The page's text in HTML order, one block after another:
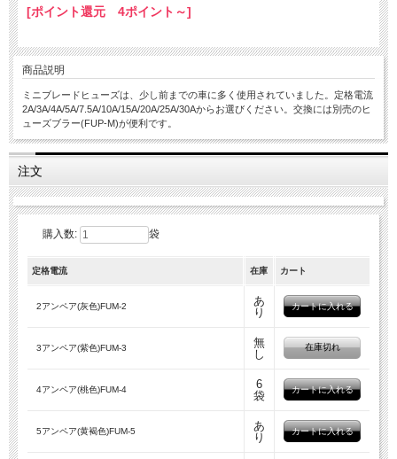
[ポイント還元 4ポイント～]
商品説明
ミニブレードヒューズは、少し前までの車に多く使用されていました。定格電流
2A/3A/4A/5A/7.5A/10A/15A/20A/25A/30Aからお選びください。交換には別売のヒ
ューズブラー(FUP-M)が便利です。
注文
購入数: 袋
定格電流 在庫 カート
2アンペア(灰色)FUM-2
あ
り
3アンペア(紫色)FUM-3
無
し
在庫切れ
4アンペア(桃色)FUM-4
6
袋
5アンペア(黄褐色)FUM-5
あ
り